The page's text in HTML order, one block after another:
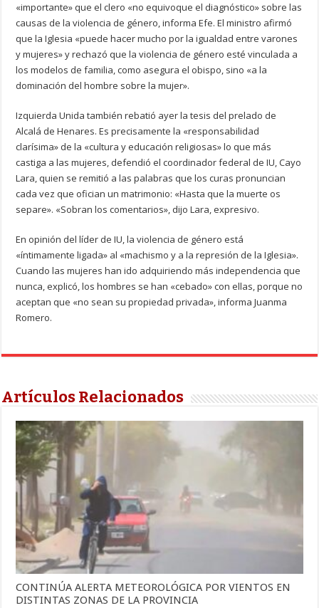
«importante» que el clero «no equivoque el diagnóstico» sobre las
causas de la violencia de género, informa Efe. El ministro afirmó
que la Iglesia «puede hacer mucho por la igualdad entre varones
y mujeres» y rechazó que la violencia de género esté vinculada a
los modelos de familia, como asegura el obispo, sino «a la
dominación del hombre sobre la mujer».
Izquierda Unida también rebatió ayer la tesis del prelado de
Alcalá de Henares. Es precisamente la «responsabilidad
clarísima» de la «cultura y educación religiosas» lo que más
castiga a las mujeres, defendió el coordinador federal de IU, Cayo
Lara, quien se remitió a las palabras que los curas pronuncian
cada vez que ofician un matrimonio: «Hasta que la muerte os
separe». «Sobran los comentarios», dijo Lara, expresivo.
En opinión del líder de IU, la violencia de género está
«íntimamente ligada» al «machismo y a la represión de la Iglesia».
Cuando las mujeres han ido adquiriendo más independencia que
nunca, explicó, los hombres se han «cebado» con ellas, porque no
aceptan que «no sean su propiedad privada», informa Juanma
Romero.
Artículos Relacionados
CONTINÚA ALERTA METEOROLÓGICA POR VIENTOS EN
DISTINTAS ZONAS DE LA PROVINCIA